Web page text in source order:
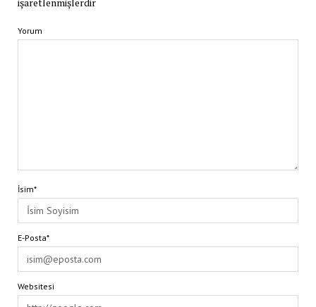
Yorum
İsim*
E-Posta*
Websitesi